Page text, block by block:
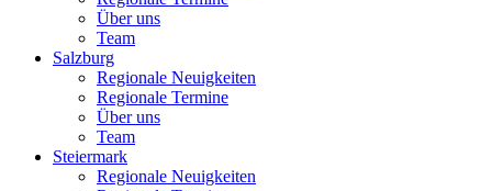
Über uns
Team
Salzburg
Regionale Neuigkeiten
Regionale Termine
Über uns
Team
Steiermark
Regionale Neuigkeiten